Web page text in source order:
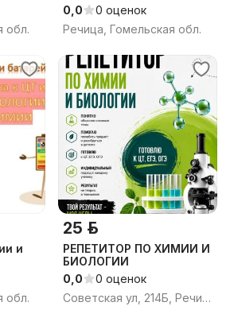
обл.
0,0
0 оценок
Речица, Гомельская обл.
и
обл.
25 р.
РЕПЕТИТОР ПО ХИМИИ И
БИОЛОГИИ
0,0
0 оценок
Советская ул, 214Б, Речица, Речицкий район, Гомельская область